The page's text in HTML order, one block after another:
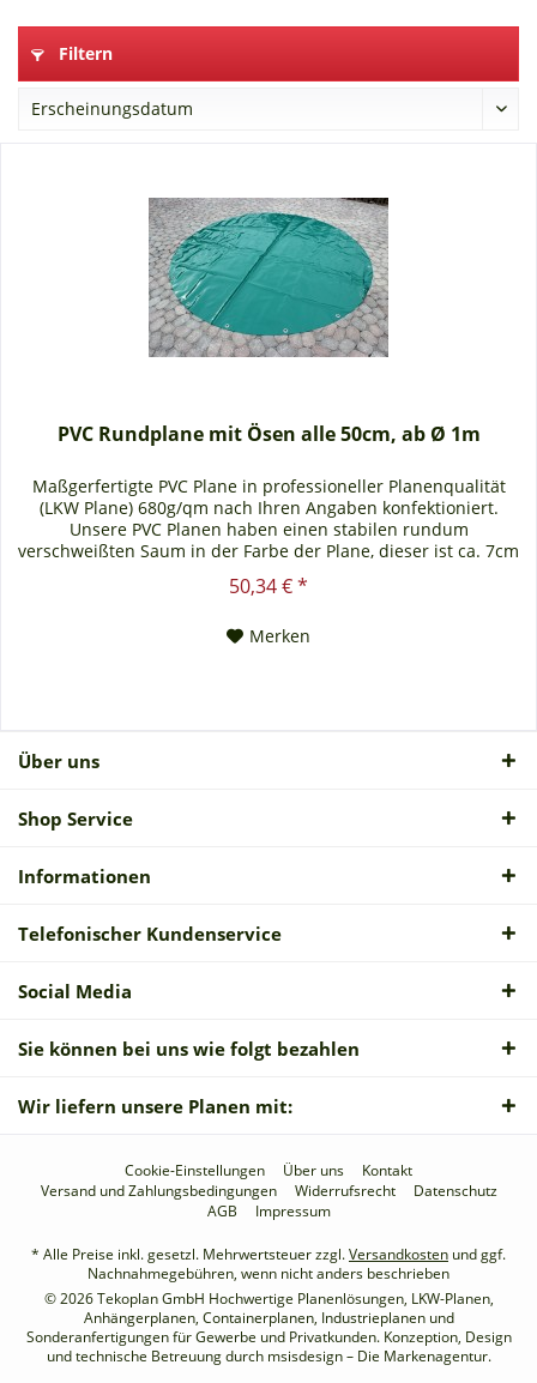
Filtern
PVC Rundplane mit Ösen alle 50cm, ab Ø 1m
Maßgerfertigte PVC Plane in professioneller Planenqualität
(LKW Plane) 680g/qm nach Ihren Angaben konfektioniert.
Unsere PVC Planen haben einen stabilen rundum
verschweißten Saum in der Farbe der Plane, dieser ist ca. 7cm
oder auf Wunsch auch mit Edelstahlösen ausstatten. Die PVC
50,34 € *
Merken
Über uns
Shop Service
Informationen
Telefonischer Kundenservice
Social Media
Sie können bei uns wie folgt bezahlen
Wir liefern unsere Planen mit:
Cookie-Einstellungen Über uns
Kontakt
Versand und Zahlungsbedingungen
Widerrufsrecht
Datenschutz
AGB
Impressum
* Alle Preise inkl. gesetzl. Mehrwertsteuer zzgl.Versandkosten und ggf.
Nachnahmegebühren, wenn nicht anders beschrieben
© 2026 Tekoplan GmbH Hochwertige Planenlösungen, LKW-Planen,
Anhängerplanen, Containerplanen, Industrieplanen und
Sonderanfertigungen für Gewerbe und Privatkunden. Konzeption, Design
und technische Betreuung durch msisdesign – Die Markenagentur.